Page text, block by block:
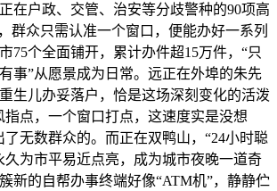
在户政、交管、治安等分歧警种的90项高
群众只需认准一个窗口，便能办好一系列
75个全面铺开，累计办件超15万件，“只
事”从愿景成为日常。远正在外埠的朱先
生儿办妥落户，恰是这场深刻变化的活泼
指点，一个窗口打点，这速度实是没想
了无数群众的。而正在双鸭山，“24小时聪
久为市平易近点亮，成为城市夜晚一道奇
新的自帮办事终端好像“ATM机”，静静伫